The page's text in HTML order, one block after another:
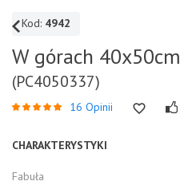
Kod: 4942
W górach 40x50cm
(PC4050337)
16 Opinii
CHARAKTERYSTYKI
Fabuła